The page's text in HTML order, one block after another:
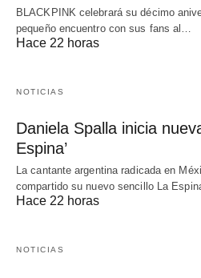
BLACKPINK celebrará su décimo
pequeño encuentro con sus fans al…
Hace 22 horas
NOTICIAS
Daniela Spalla inicia
Espina’
La cantante argentina radicada en
compartido su nuevo sencillo La
Hace 22 horas
NOTICIAS